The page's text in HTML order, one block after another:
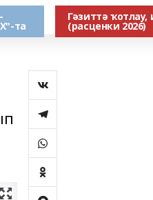
та
Гәзиттә ҡотлау,
(расценки 2026)